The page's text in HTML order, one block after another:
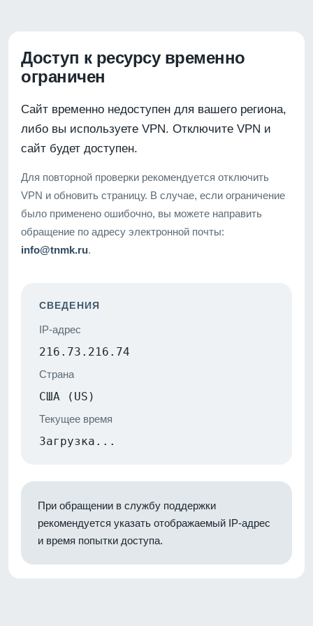
Доступ к ресурсу временно
ограничен
Сайт временно недоступен для вашего региона,
либо вы используете VPN. Отключите VPN и
сайт будет доступен.
Для повторной проверки рекомендуется отключить
VPN и обновить страницу. В случае, если ограничение
было применено ошибочно, вы можете направить
обращение по адресу электронной почты:
info@tnmk.ru.
СВЕДЕНИЯ
IP-адрес
216.73.216.74
Страна
США (US)
Текущее время
Загрузка...
При обращении в службу поддержки
рекомендуется указать отображаемый IP-адрес
и время попытки доступа.